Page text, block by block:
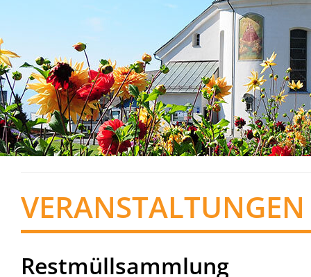
VERANSTALTUNGEN
Restmüllsammlung